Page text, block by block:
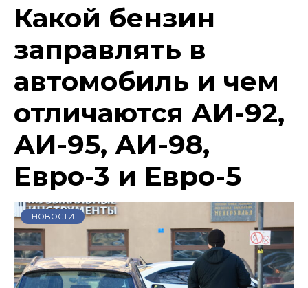
Какой бензин
заправлять в
автомобиль и чем
отличаются АИ-92,
АИ-95, АИ-98,
Евро-3 и Евро-5
НОВОСТИ